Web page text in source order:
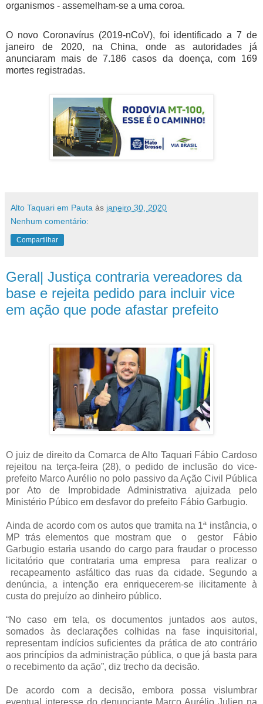
organismos - assemelham-se a uma coroa.
O novo Coronavírus (2019-nCoV), foi identificado a 7 de
janeiro de 2020, na China, onde as autoridades já
anunciaram mais de 7.186 casos da doença, com 169
mortes registradas.
Alto Taquari em Pauta às janeiro 30, 2020
Nenhum comentário:
Compartilhar
Geral| Justiça contraria vereadores da
base e rejeita pedido para incluir vice
em ação que pode afastar prefeito
O juiz de direito da Comarca de Alto Taquari Fábio Cardoso
rejeitou na terça-feira (28), o pedido de inclusão do vice-
prefeito Marco Aurélio no polo passivo da Ação Civil Pública
por Ato de Improbidade Administrativa ajuizada pelo
Ministério Púbico em desfavor do prefeito Fábio Garbugio.
Ainda de acordo com os autos que tramita na 1ª instância, o
MP trás elementos que mostram que
o gestor
Fábio
Garbugio estaria usando do cargo para fraudar o processo
licitatório que contrataria uma empresa
para realizar o
recapeamento asfáltico das ruas da cidade. Segundo a
denúncia, a intenção era enriquecerem-se ilicitamente à
custa do prejuízo ao dinheiro público.
“No caso em tela, os documentos juntados aos autos,
somados às declarações colhidas na fase inquisitorial,
representam indícios suficientes da prática de ato contrário
aos princípios da administração pública, o que já basta para
o recebimento da ação”, diz trecho da decisão.
De acordo com a decisão, embora possa vislumbrar
eventual interesse do denunciante Marco Aurélio Julien na